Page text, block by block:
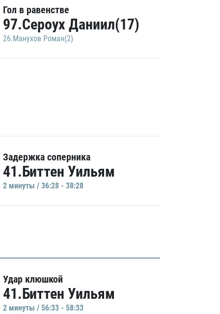
Гол в равенстве
97.Сероух Даниил(17)
26.Манухов Роман(2)
Задержка соперника
41.Биттен Уильям
2 минуты / 36:28 - 38:28
Удар клюшкой
41.Биттен Уильям
2 минуты / 56:33 - 58:33